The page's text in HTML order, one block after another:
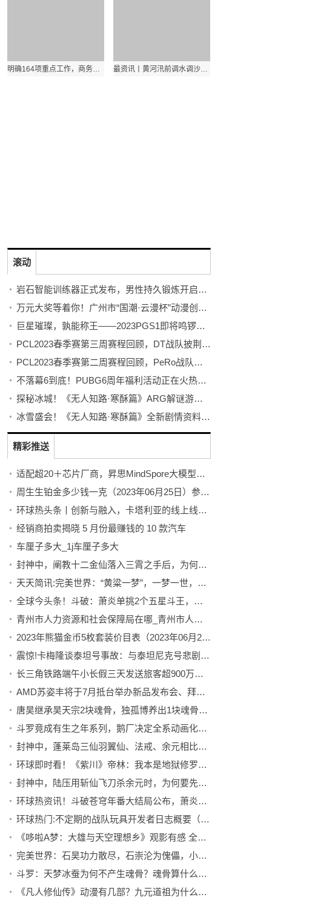
明确164项重点工作，商务部印发《自贸试验区重点工作清单（2023—2025年）》|天天短讯 最资讯丨黄河汛前调水调沙，济南16座浮桥陆续拆除，目前仅3桥通行
滚动
岩石智能训练器正式发布，男性持久锻炼开启智能浪潮
万元大奖等着你！广州市“国潮·云漫杯”动漫创作大赛开赛！
巨星璀璨，孰能称王——2023PGS1即将鸣锣开赛！
PCL2023春季赛第三周赛程回顾，DT战队披荆斩棘登顶周冠
PCL2023春季赛第二周赛程回顾，PeRo战队绝地反击夺桂冠
不落幕6到底！PUBG6周年福利活动正在火热开启！
探秘冰城！《无人知路·寒酥篇》ARG解谜游戏！打破次元的更多可能！
冰雪盛会！《无人知路·寒酥篇》全新剧情资料片发布！ARG解谜游戏
精彩推送
适配超20＋芯片厂商，昇思MindSpore大模型之路走南闯北
周生生铂金多少钱一克（2023年06月25日）参考价格
环球热头条丨创新与融入，卡塔利亚的线上线下俩手抓战略
经销商拍卖揭晓 5 月份最赚钱的 10 款汽车
车厘子多大_1j车厘子多大
封神中，阐教十二金仙落入三霄之手后，为何都能保全性命？
天天简讯:完美世界：“黄粱一梦”，一梦一世，石昊获得皇道龙气加身！
全球今头条！斗破：萧炎单挑2个五星斗王，八极崩打爆林修崖，一拳打废劈棺爪
青州市人力资源和社会保障局在哪_青州市人力资源和社会保障局
2023年熊猫金币5枚套装价目表（2023年06月25日）
震惊!卡梅隆谈泰坦号事故：与泰坦尼克号悲剧相似
长三角铁路端午小长假三天发送旅客超900万人次_通讯
AMD苏姿丰将于7月抵台举办新品发布会、拜访当地供应商
唐昊继承昊天宗2块魂骨，独孤博养出1块魂骨，得知尘心魂骨数，唐三傻眼！ 世界最新
斗罗竟成有生之年系列，鹅厂决定全系动画化，为何独缺了斗五？ 每日热点
封神中，蓬莱岛三仙羽翼仙、法戒、余元相比较，究竟谁更厉害？ 世界热头条
环球即时看！《紫川》帝林：我本是地狱修罗，奈何困于人间情义
封神中，陆压用斩仙飞刀杀余元时，为何要先拜昆仑山？
环球热资讯！斗破苍穹年番大结局公布，萧炎回到加玛帝国，三上云岚宗还没消息
环球热门:不定期的战队玩具开发者日志概要（2023.06.23）——纪念版破里剑变身轮的外包装公开！
《哆啦A梦：大雄与天空理想乡》观影有感 全球观速讯
完美世界：石昊功力散尽，石崇沦为傀儡，小世界中究竟隐藏了什么|每日热文
斗罗：天梦冰蚕为何不产生魂骨？魂骨算什么，多加一个武魂才厉害
《凡人修仙传》动漫有几部？九元道祖为什么放了韩立？